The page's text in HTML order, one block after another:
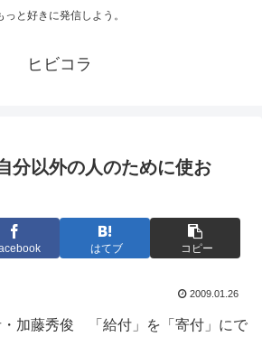
っと好きに発信しよう。
ヒビコラ
分以外の人のために使お
はてブ コピー
2009.01.26
・加藤秀俊 「給付」を「寄付」にで